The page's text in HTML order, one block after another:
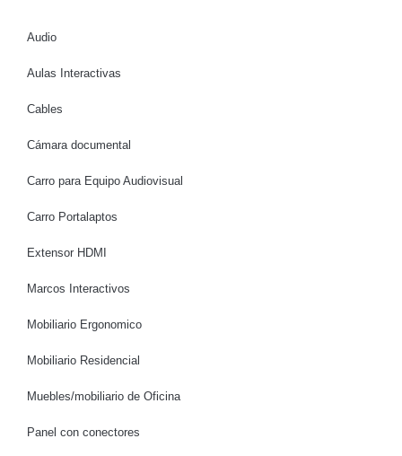
Audio
Aulas Interactivas
Cables
Cámara documental
Carro para Equipo Audiovisual
Carro Portalaptos
Extensor HDMI
Marcos Interactivos
Mobiliario Ergonomico
Mobiliario Residencial
Muebles/mobiliario de Oficina
Panel con conectores